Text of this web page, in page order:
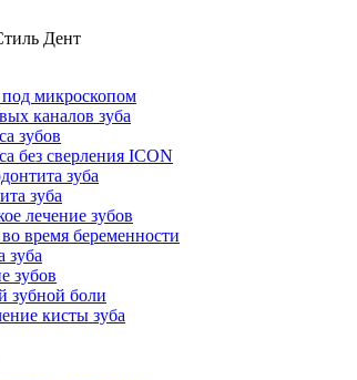
Дент
микроскопом
каналов зуба
зубов
без сверления ICON
зуба
зуба
лечение зубов
время беременности
зуба
зубов
зубной боли
кисты зуба